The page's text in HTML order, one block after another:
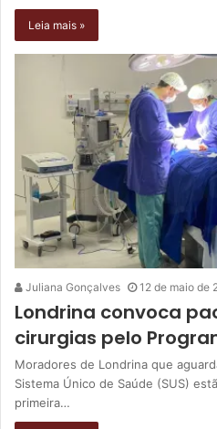
Leia mais »
Juliana Gonçalves 12 de maio de
Londrina convoca
cirurgias pelo
Moradores de Londrina que
Sistema Único de Saúde (SUS)
primeira…